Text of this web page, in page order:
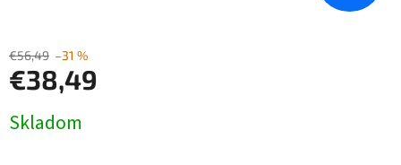
€56,49 –31 %
€38,49
cena:
Skladom